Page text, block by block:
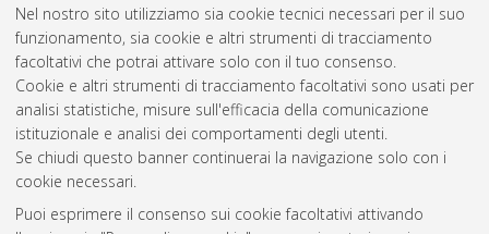
Nel nostro sito utilizziamo sia cookie tecnici necessari per il suo
funzionamento, sia cookie e altri strumenti di tracciamento
facoltativi che potrai attivare solo con il tuo consenso.
Cookie e altri strumenti di tracciamento facoltativi sono usati per
analisi statistiche, misure sull'efficacia della comunicazione
istituzionale e analisi dei comportamenti degli utenti.
Se chiudi questo banner continuerai la navigazione solo con i
cookie necessari.
Puoi esprimere il consenso sui cookie facoltativi attivando
Abstract
Altri metadati
Gestione del documento:
Atom